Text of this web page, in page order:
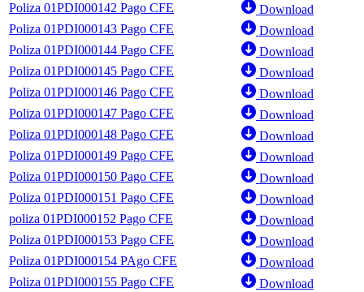
Poliza 01PDI000142 Pago CFE
Download
Poliza 01PDI000143 Pago CFE
Download
Poliza 01PDI000144 Pago CFE
Download
Poliza 01PDI000145 Pago CFE
Download
Poliza 01PDI000146 Pago CFE
Download
Poliza 01PDI000147 Pago CFE
Download
Poliza 01PDI000148 Pago CFE
Download
Poliza 01PDI000149 Pago CFE
Download
Poliza 01PDI000150 Pago CFE
Download
Poliza 01PDI000151 Pago CFE
Download
poliza 01PDI000152 Pago CFE
Download
Poliza 01PDI000153 Pago CFE
Download
Poliza 01PDI000154 PAgo CFE
Download
Poliza 01PDI000155 Pago CFE
Download